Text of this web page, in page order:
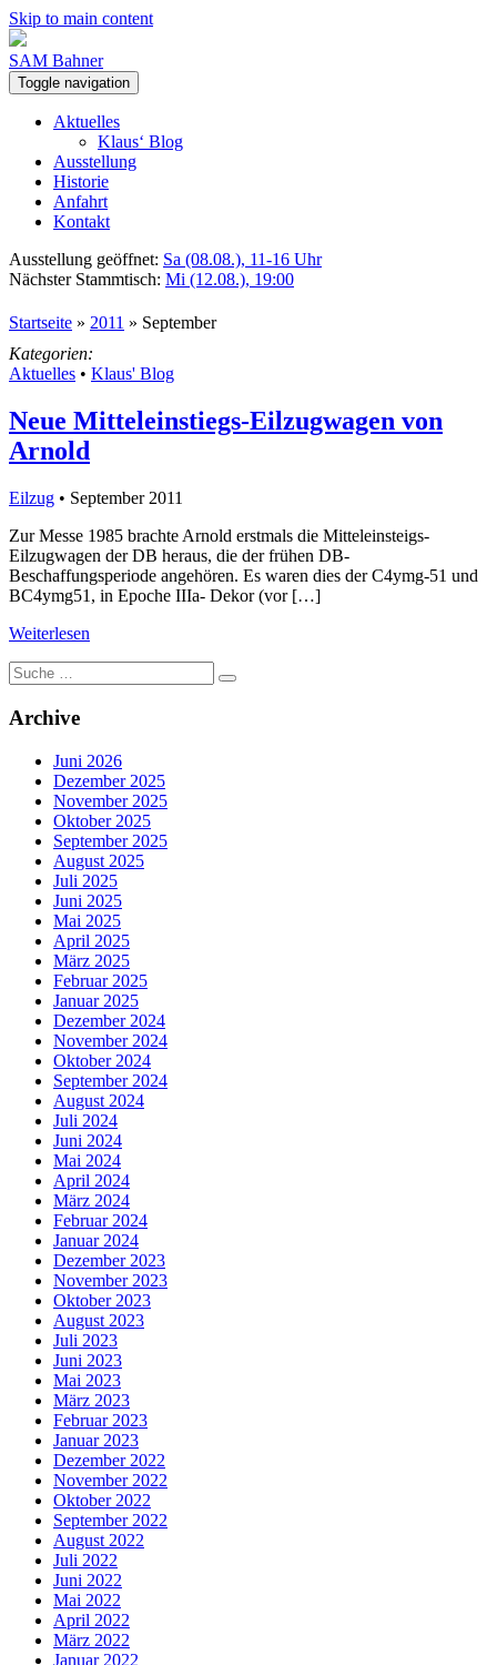
Skip to main content
SAM Bahner
Toggle navigation
Aktuelles
Klaus‘ Blog
Ausstellung
Historie
Anfahrt
Kontakt
Ausstellung geöffnet: Sa (08.08.), 11-16 Uhr
Nächster Stammtisch: Mi (12.08.), 19:00
Startseite » 2011 » September
Kategorien:
Aktuelles • Klaus' Blog
Neue Mitteleinstiegs-Eilzugwagen von
Arnold
Eilzug • September 2011
Zur Messe 1985 brachte Arnold erstmals die Mitteleinsteigs-
Eilzugwagen der DB heraus, die der frühen DB-
Beschaffungsperiode angehören. Es waren dies der C4ymg-51 und
BC4ymg51, in Epoche IIIa- Dekor (vor […]
Weiterlesen
Suche
nach:
Archive
Juni 2026
Dezember 2025
November 2025
Oktober 2025
September 2025
August 2025
Juli 2025
Juni 2025
Mai 2025
April 2025
März 2025
Februar 2025
Januar 2025
Dezember 2024
November 2024
Oktober 2024
September 2024
August 2024
Juli 2024
Juni 2024
Mai 2024
April 2024
März 2024
Februar 2024
Januar 2024
Dezember 2023
November 2023
Oktober 2023
August 2023
Juli 2023
Juni 2023
Mai 2023
März 2023
Februar 2023
Januar 2023
Dezember 2022
November 2022
Oktober 2022
September 2022
August 2022
Juli 2022
Juni 2022
Mai 2022
April 2022
März 2022
Januar 2022